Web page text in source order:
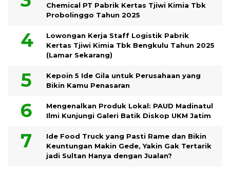
Chemical PT Pabrik Kertas Tjiwi Kimia Tbk
Probolinggo Tahun 2025
Lowongan Kerja Staff Logistik Pabrik
Kertas Tjiwi Kimia Tbk Bengkulu Tahun 2025
(Lamar Sekarang)
Kepoin 5 Ide Gila untuk Perusahaan yang
Bikin Kamu Penasaran
Mengenalkan Produk Lokal: PAUD Madinatul
Ilmi Kunjungi Galeri Batik Diskop UKM Jatim
Ide Food Truck yang Pasti Rame dan Bikin
Keuntungan Makin Gede, Yakin Gak Tertarik
jadi Sultan Hanya dengan Jualan?